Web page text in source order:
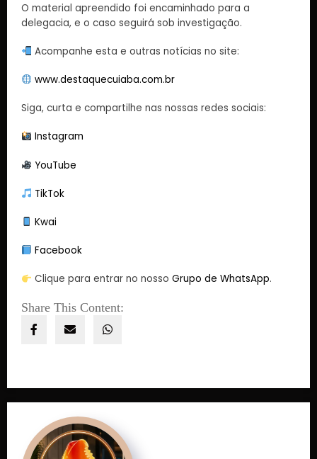
O material apreendido foi encaminhado para a
delegacia, e o caso seguirá sob investigação.
Acompanhe esta e outras notícias no site:
www.destaquecuiaba.com.br
Siga, curta e compartilhe nas nossas redes sociais:
Instagram
YouTube
TikTok
Kwai
Facebook
Clique para entrar no nossoGrupo de WhatsApp.
Share This Content: